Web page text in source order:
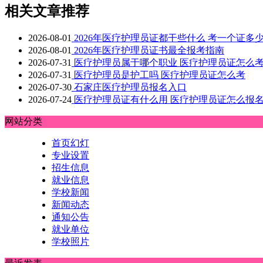
相关文章推荐
2026-08-01 2026年医疗护理员证都干些什么 考一个证多
2026-08-01 2026年医疗护理员证书最全报考指南
2026-07-31 医疗护理员属于哪个职业 医疗护理员证怎么
2026-07-31 医疗护理员是护工吗 医疗护理员证怎么考
2026-07-30 石家庄医疗护理员报名入口
2026-07-24 医疗护理员证有什么用 医疗护理员证怎么报名
网站分类
首页幻灯
专业设置
招生信息
就业信息
学校新闻
新闻动态
通知公告
就业单位
学校照片